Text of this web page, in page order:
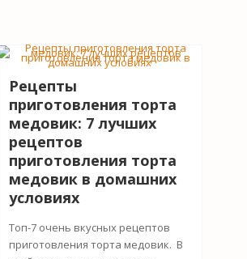
Рецепты
приготовления торта
медовик: 7 лучших
рецептов
приготовления торта
медовик в домашних
условиях
Топ-7 очень вкусных рецептов
приготовления торта медовик. В